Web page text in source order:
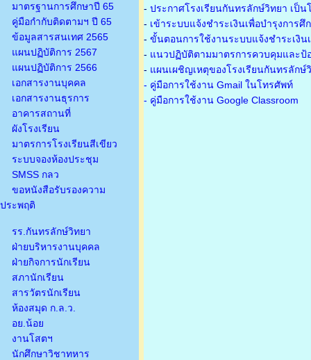
มาตรฐานการศึกษาปี 65
คู่มือกำกับติดตามฯ ปี 65
ข้อมูลสารสนเทศ 2565
แผนปฏิบัติการ 2567
แผนปฏิบัติการ 2566
เอกสารงานบุคคล
เอกสารงานธุรการ
อาคารสถานที่
ผังโรงเรียน
มาตรการโรงเรียนสีเขียว
ระบบจองห้องประชุม
SMSS กลว
ขอหนังสือรับรองความ
ประพฤติ
รร.กันทรลักษ์วิทยา
ฝ่ายบริหารงานบุคคล
ฝ่ายกิจการนักเรียน
สภานักเรียน
สารวัตรนักเรียน
ห้องสมุด ก.ล.ว.
อย.น้อย
งานโสตฯ
นักศึกษาวิชาทหาร
- ประกาศโรงเรียนกันทรลักษ์วิทยา เป็
- เข้าระบบแจ้งชำระเงินเพื่อบำรุงการศึ
- ขั้นตอนการใช้งานระบบแจ้งชำระเงิน
- แนวปฏิบัติตามมาตรการควบคุมและป้
- แผนเผชิญเหตุของโรงเรียนกันทรลัก
- คู่มือการใช้งาน Gmail ในโทรศัพท์
- คู่มือการใช้งาน Google Classroom